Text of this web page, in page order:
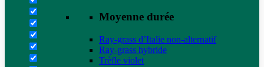
Moyenne durée
Ray-grass d’Italie non-alternatif
Ray-grass hybride
Trèfle violet